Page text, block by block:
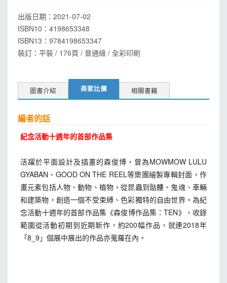
出版日期： 2021-07-02
ISBN10：4198653348
ISBN13： 9784198653347
裝訂：平裝 / 176頁 / 普通級 / 全彩印刷
圖書介紹 商家比價 相關書籍
編者的話
紀念活動十週年的首部作品集
活躍於平面設計及插畫的森俊博，曾為MOWMOW LULU
GYABAN、GOOD ON THE REEL等樂團繪製專輯封面，作
畫元素包括人物、動物、植物，從昆蟲到骷髏、鬼魂、車輛
和建築物，創造一個不受束縛、色彩獨特的自由世界。為紀
念活動十週年的首部作品集《森俊博作品集：TEN》，收錄
範圍從活動初期到近期新作，約200幅作品，就連2018年
「8_9」個展中展出的作品亦蒐羅在內。